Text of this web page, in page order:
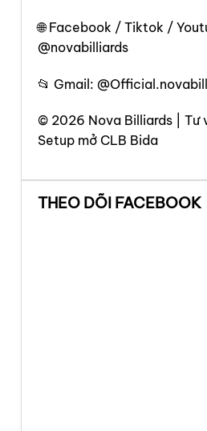
🌐 Facebook / Tiktok /
@novabilliards
📂 Gmail:
© 2026 Nova Billiards | Tư
Setup mở CLB Bida
THEO DÕI FACEBOOK